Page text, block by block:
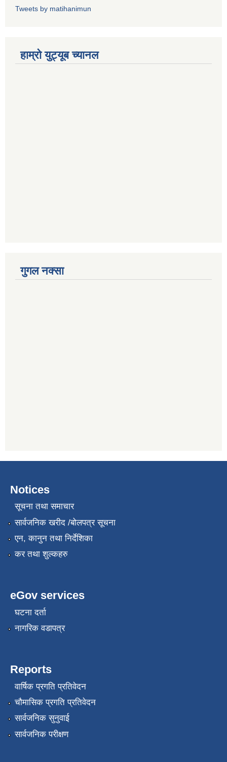
Tweets by matihanimun
हाम्रो युट्यूब च्यानल
गुगल नक्सा
Notices
सूचना तथा समाचार
सार्वजनिक खरीद /बोलपत्र सूचना
एन, कानुन तथा निर्देशिका
कर तथा शुल्कहरु
eGov services
घटना दर्ता
नागरिक वडापत्र
Reports
वार्षिक प्रगति प्रतिवेदन
चौमासिक प्रगति प्रतिवेदन
सार्वजनिक सुनुवाई
सार्वजनिक परीक्षण